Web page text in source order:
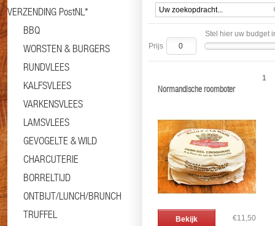
VERZENDING PostNL*
BBQ
WORSTEN & BURGERS
RUNDVLEES
KALFSVLEES
VARKENSVLEES
LAMSVLEES
GEVOGELTE & WILD
CHARCUTERIE
BORRELTIJD
ONTBIJT/LUNCH/BRUNCH
TRUFFEL
Stel hier uw budget
Prijs
Normandische roomboter
Bekijk €11,50
1